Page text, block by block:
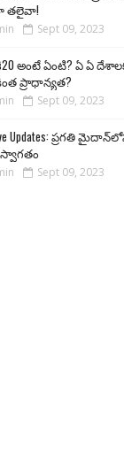
తలైవా!
Sept 09, 2023
అంటే ఏంటి? ఏ ఏ
ప్రాధాన్యత?
Sept 09, 2023
Updates: ప్రగతి
Sept 09, 2023